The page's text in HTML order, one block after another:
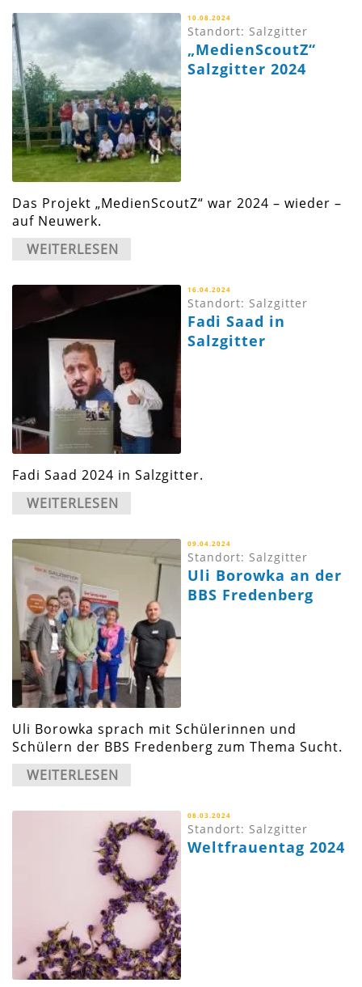
10.08.2024
Standort: Salzgitter
„MedienScoutZ“
Salzgitter 2024
Das Projekt „MedienScoutZ“ war 2024 – wieder –
auf Neuwerk.
WEITERLESEN
16.04.2024
Standort: Salzgitter
Fadi Saad in
Salzgitter
Fadi Saad 2024 in Salzgitter.
WEITERLESEN
09.04.2024
Standort: Salzgitter
Uli Borowka an der
BBS Fredenberg
Uli Borowka sprach mit Schülerinnen und
Schülern der BBS Fredenberg zum Thema Sucht.
WEITERLESEN
08.03.2024
Standort: Salzgitter
Weltfrauentag 2024